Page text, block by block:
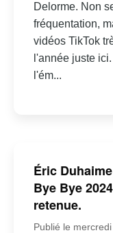
Delorme. Non
fréquentation,
vidéos TikTok
l'année juste
l'ém...
Éric
Bye Bye
retenue.
Publié le